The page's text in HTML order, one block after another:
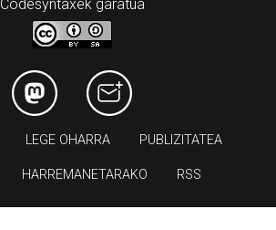
Codesyntaxek garatua
LEGE OHARRA PUBLIZITATEA
HARREMANETARAKO RSS